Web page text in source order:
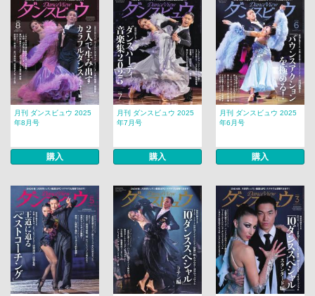
月刊 ダンスビュウ 2025
年8月号
購入
月刊 ダンスビュウ 2025
年7月号
購入
月刊 ダンスビュウ 2025
年6月号
購入